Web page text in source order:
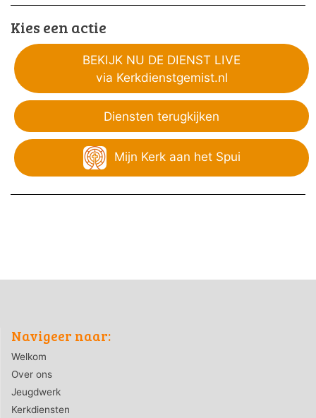
Kies een actie
BEKIJK NU DE DIENST LIVE
via Kerkdienstgemist.nl
Diensten terugkijken
Mijn Kerk aan het Spui
Navigeer naar:
Welkom
Over ons
Jeugdwerk
Kerkdiensten